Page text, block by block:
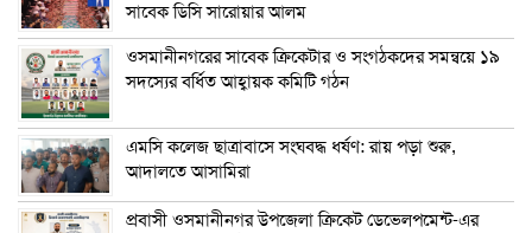
সাবেক ডিসি সারোয়ার আলম
ওসমানীনগরের সাবেক ক্রিকেটার ও সংগঠকদের সমন্বয়ে ১৯
সদস্যের বর্ধিত আহ্বায়ক কমিটি গঠন
এম‌সি কলেজ ছাত্রাবাসে সংঘবদ্ধ ধর্ষণ: রায় পড়া শুরু,
আদালতে আসামিরা
প্রবাসী ওসমানীনগর উপজেলা ক্রিকেট ডেভেলপমেন্ট-এর